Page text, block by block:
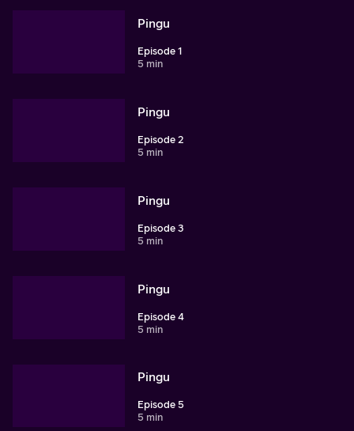
Pingu
Episode 1
5 min
Pingu
Episode 2
5 min
Pingu
Episode 3
5 min
Pingu
Episode 4
5 min
Pingu
Episode 5
5 min